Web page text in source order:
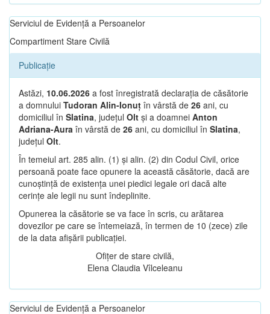
Serviciul de Evidență a Persoanelor
Compartiment Stare Civilă
Publicație
Astăzi, 10.06.2026 a fost înregistrată declarația de căsătorie
a domnului Tudoran Alin-Ionuț în vârstă de 26 ani, cu
domiciliul în Slatina, județul Olt și a doamnei Anton
Adriana-Aura în vârstă de 26 ani, cu domiciliul în Slatina,
județul Olt.
În temeiul art. 285 alin. (1) și alin. (2) din Codul Civil, orice
persoană poate face opunere la această căsătorie, dacă are
cunoștință de existența unei piedici legale ori dacă alte
cerințe ale legii nu sunt îndeplinite.
Opunerea la căsătorie se va face în scris, cu arătarea
dovezilor pe care se întemeiază, în termen de 10 (zece) zile
de la data afișării publicației.
Ofițer de stare civilă,
Elena Claudia Vîlceleanu
Serviciul de Evidență a Persoanelor